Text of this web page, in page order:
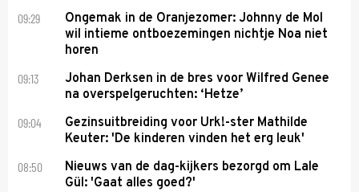
09:29
Ongemak in de Oranjezomer: Johnny de Mol
wil intieme ontboezemingen nichtje Noa niet
horen
09:13
Johan Derksen in de bres voor Wilfred Genee
na overspelgeruchten: ‘Hetze’
09:04
Gezinsuitbreiding voor Urk!-ster Mathilde
Keuter: 'De kinderen vinden het erg leuk'
08:50
Nieuws van de dag-kijkers bezorgd om Lale
Gül: 'Gaat alles goed?'